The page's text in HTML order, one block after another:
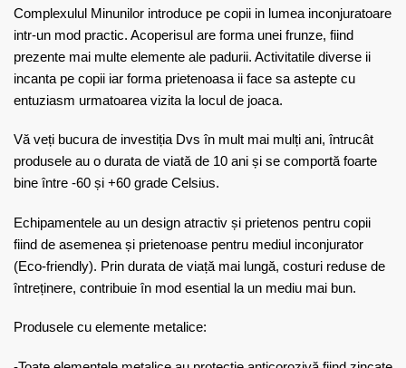
Complexulul Minunilor introduce pe copii in lumea inconjuratoare
intr-un mod practic. Acoperisul are forma unei frunze, fiind
prezente mai multe elemente ale padurii. Activitatile diverse ii
incanta pe copii iar forma prietenoasa ii face sa astepte cu
entuziasm urmatoarea vizita la locul de joaca.
Vă veți bucura de investiția Dvs în mult mai mulți ani, întrucât
produsele au o durata de viată de 10 ani și se comportă foarte
bine între -60 și +60 grade Celsius.
Echipamentele au un design atractiv și prietenos pentru copii
fiind de asemenea și prietenoase pentru mediul inconjurator
(Eco-friendly). Prin durata de viață mai lungă, costuri reduse de
întreținere, contribuie în mod esential la un mediu mai bun.
Produsele cu elemente metalice: